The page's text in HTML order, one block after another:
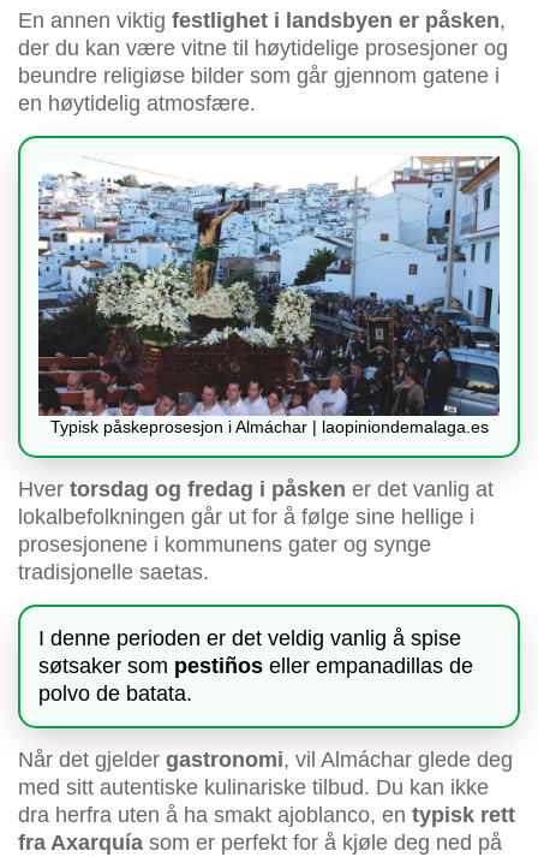
En annen viktig festlighet i landsbyen er påsken,
der du kan være vitne til høytidelige prosesjoner og
beundre religiøse bilder som går gjennom gatene i
en høytidelig atmosfære.
Typisk påskeprosesjon i Almáchar | laopiniondemalaga.es
Hver torsdag og fredag i påsken er det vanlig at
lokalbefolkningen går ut for å følge sine hellige i
prosesjonene i kommunens gater og synge
tradisjonelle saetas.
I denne perioden er det veldig vanlig å spise
søtsaker som pestiños eller empanadillas de
polvo de batata.
Når det gjelder gastronomi, vil Almáchar glede deg
med sitt autentiske kulinariske tilbud. Du kan ikke
dra herfra uten å ha smakt ajoblanco, en typisk rett
fra Axarquía som er perfekt for å kjøle deg ned på